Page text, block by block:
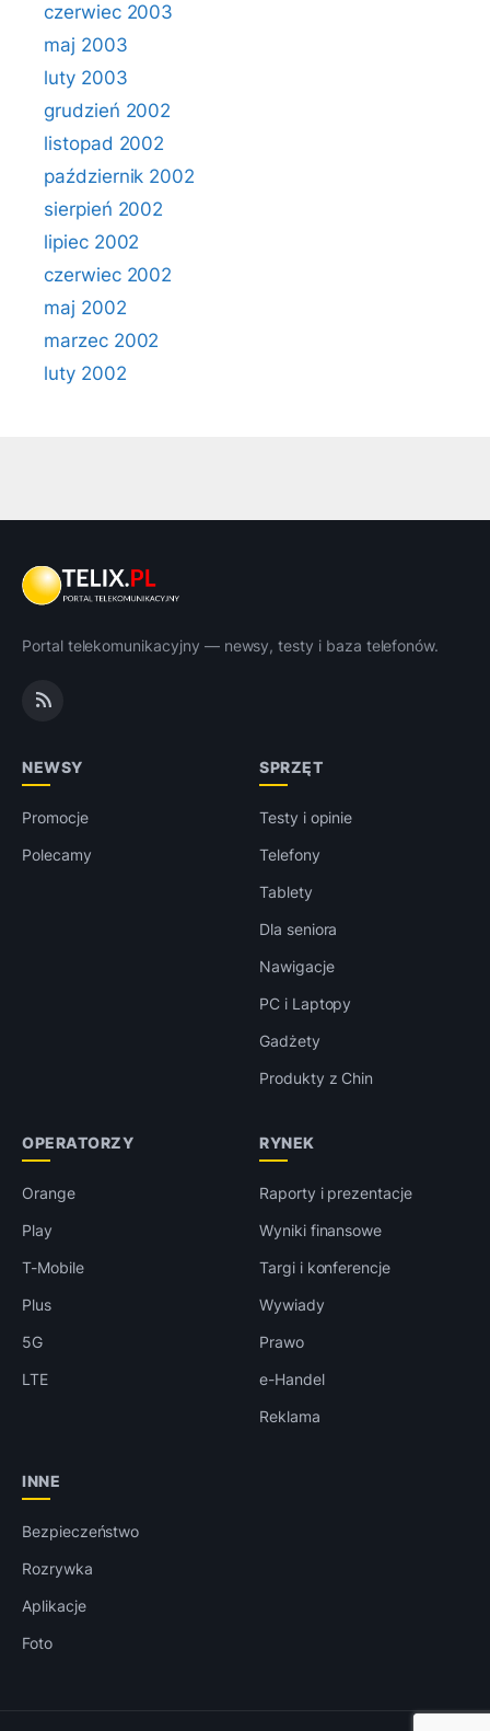
czerwiec 2003
maj 2003
luty 2003
grudzień 2002
listopad 2002
październik 2002
sierpień 2002
lipiec 2002
czerwiec 2002
maj 2002
marzec 2002
luty 2002
Portal telekomunikacyjny — newsy, testy i baza telefonów.
NEWSY
Promocje
Polecamy
SPRZĘT
Testy i opinie
Telefony
Tablety
Dla seniora
Nawigacje
PC i Laptopy
Gadżety
Produkty z Chin
OPERATORZY
Orange
Play
T-Mobile
Plus
5G
LTE
RYNEK
Raporty i prezentacje
Wyniki finansowe
Targi i konferencje
Wywiady
Prawo
e-Handel
Reklama
INNE
Bezpieczeństwo
Rozrywka
Aplikacje
Foto